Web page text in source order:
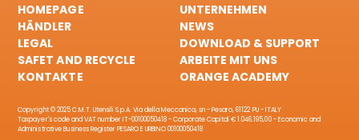
HOMEPAGE
UNTERNEHMEN
HÄNDLER
NEWS
LEGAL
DOWNLOAD & SUPPORT
SAFET AND RECYCLE
ARBEITE MIT UNS
KONTAKTE
ORANGE ACADEMY
Copyright © 2025 C.M.T. Utensili S.p.A. Via della Meccanica, sn - Pesaro, 61122 PU - ITALY
Taxpayer's code and VAT number IT-00100050418 - Corporate Capital € 1.046.195,00 - Economic and
Administrative Business Register PESARO E URBINO 00100050418